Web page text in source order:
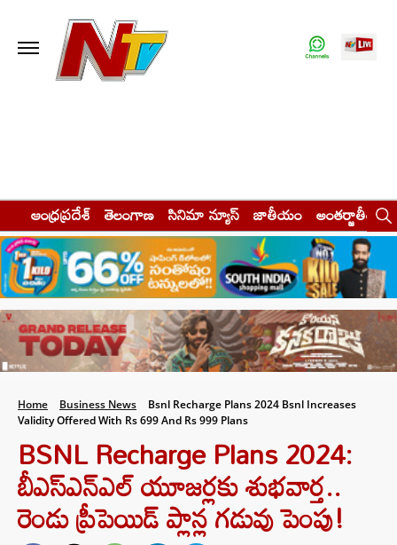
ఆంధ్రప్రదేశ్ తెలంగాణ సినిమా న్యూస్ జాతీయం అంతర్జాతీయం
Home Business News
Bsnl Recharge Plans 2024 Bsnl Increases
Validity Offered With Rs 699 And Rs 999 Plans
BSNL Recharge Plans 2024:
బీఎస్‌ఎన్‌ఎల్‌ యూజర్లకు శుభవార్త..
రెండు ప్రీపెయిడ్‌ ప్లాన్ల గడువు పెంపు!